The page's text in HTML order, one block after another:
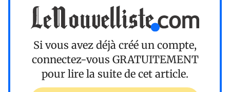
Si vous avez déjà créé un compte,
connectez-vous GRATUITEMENT
pour lire la suite de cet article.